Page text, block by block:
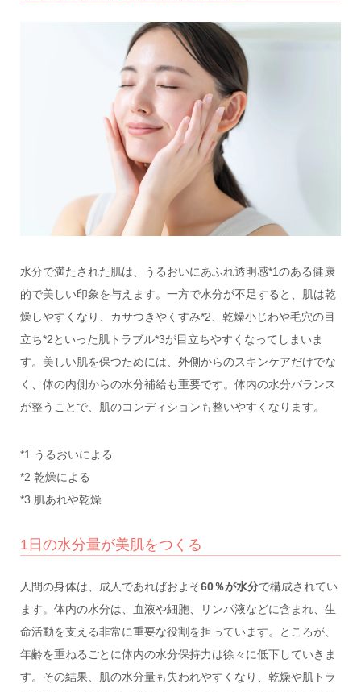
水分で満たされた肌は、うるおいにあふれ透明感*1のある健康
的で美しい印象を与えます。一方で水分が不足すると、肌は乾
燥しやすくなり、カサつきやくすみ*2、乾燥小じわや毛穴の目
立ち*2といった肌トラブル*3が目立ちやすくなってしまいま
す。美しい肌を保つためには、外側からのスキンケアだけでな
く、体の内側からの水分補給も重要です。体内の水分バランス
が整うことで、肌のコンディションも整いやすくなります。
*1 うるおいによる
*2 乾燥による
*3 肌あれや乾燥
1日の水分量が美肌をつくる
人間の身体は、成人であればおよそ60％が水分で構成されてい
ます。体内の水分は、血液や細胞、リンパ液などに含まれ、生
命活動を支える非常に重要な役割を担っています。ところが、
年齢を重ねるごとに体内の水分保持力は徐々に低下していきま
す。その結果、肌の水分量も失われやすくなり、乾燥や肌トラ